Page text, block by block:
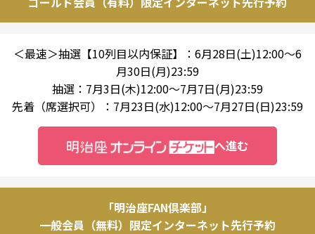
＜最速＞抽選【10列目以内保証】：6月28日(土)12:00～6
月30日(月)23:59
抽選：7月3日(木)12:00～7月7日(月)23:59
先着（席選択可）：7月23日(水)12:00～7月27日(日)23:59
へ進む
「明治座FAN倶楽部」
一般会員（無料）限定インターネット先行予約